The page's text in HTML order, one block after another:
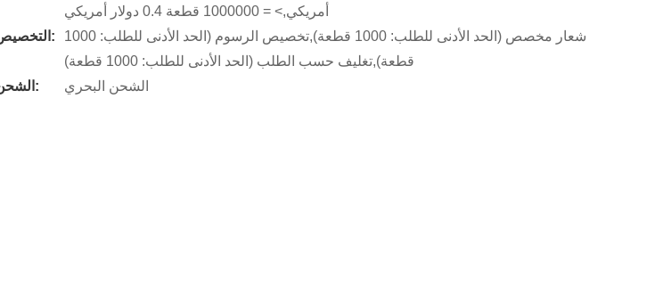
أمريكي,> = 1000000 قطعة 0.4 دولار أمريكي
التخصيص:
شعار مخصص (الحد الأدنى للطلب: 1000 قطعة),تخصيص الرسوم (الحد الأدنى للطلب: 1000
قطعة),تغليف حسب الطلب (الحد الأدنى للطلب: 1000 قطعة)
الشحن:
الشحن البحري